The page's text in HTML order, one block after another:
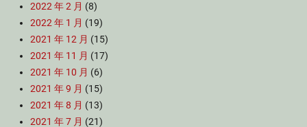
2022 年 2 月 (8)
2022 年 1 月 (19)
2021 年 12 月 (15)
2021 年 11 月 (17)
2021 年 10 月 (6)
2021 年 9 月 (15)
2021 年 8 月 (13)
2021 年 7 月 (21)